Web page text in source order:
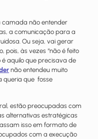
camada não entender
a comunicação para a
Ou seja, vai gerar
às vezes “não é feito
é aquilo que precisava de
não entendeu muito
queria que fosse
estão preocupadas com
alternativas estratégicas
isso em formato de
com a execução